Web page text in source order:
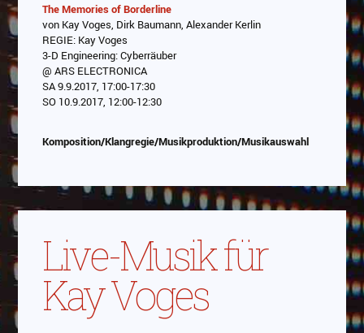
Abspielen
Das Video wird von Youtube eingebettet
abespielt. Es gilt die
The Memories of Borderline
von Kay Voges, Dirk Baumann, Alexander Kerlin
REGIE: Kay Voges
3-D Engineering: Cyberräuber
@ ARS ELECTRONICA
SA 9.9.2017, 17:00-17:30
SO 10.9.2017, 12:00-12:30
Komposition/Klangregie/Musikproduktion/Musikauswahl
Live-Musik für
Kay Voges